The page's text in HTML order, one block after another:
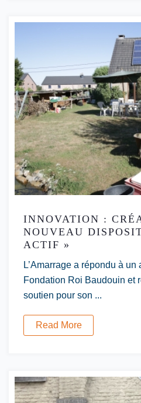
INNOVATION :
NOUVEAU
ACTIF »
L’Amarrage a répondu à
Fondation Roi Baudouin et
soutien pour son ...
Read More